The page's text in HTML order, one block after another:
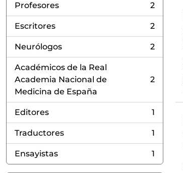
Profesores
, 2 results
2
Escritores
, 2 results
2
Neurólogos
, 2 results
2
Académicos de la Real
Academia Nacional de
Medicina de España
, 2 results
2
Editores
, 1 results
1
Traductores
, 1 results
1
Ensayistas
, 1 results
1